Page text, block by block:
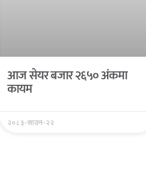
आज सेयर बजार २६५० अंकमा
कायम
२०८३-साउन-२२